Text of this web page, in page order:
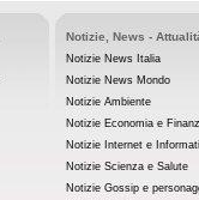
Notizie, News -
Notizie News Italia
Notizie News Mondo
Notizie Ambiente
Notizie Economia e
Notizie Internet e
Notizie Scienza e Salute
Notizie Gossip e